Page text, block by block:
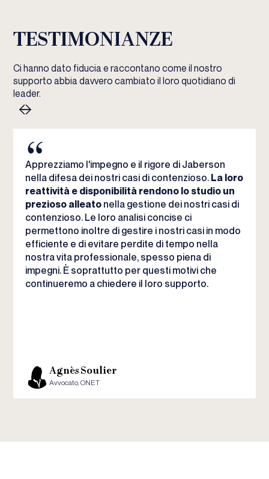
TESTIMONIANZE
Ci hanno dato fiducia e raccontano come il nostro
supporto abbia davvero cambiato il loro quotidiano di
leader.
Apprezziamo l'impegno e il rigore di Jaberson
nella difesa dei nostri casi di contenzioso. La loro
reattività e disponibilità rendono lo studio un
prezioso alleato nella gestione dei nostri casi di
contenzioso. Le loro analisi concise ci
permettono inoltre di gestire i nostri casi in modo
efficiente e di evitare perdite di tempo nella
nostra vita professionale, spesso piena di
impegni. È soprattutto per questi motivi che
continueremo a chiedere il loro supporto.
Agnès Soulier
Avvocato, ONET